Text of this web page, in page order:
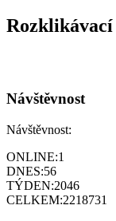
Rozklikávací
Návštěvnost
Návštěvnost:
ONLINE:1
DNES:56
TÝDEN:2046
CELKEM:2218731